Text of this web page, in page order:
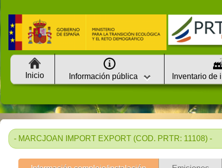
Inicio Información pública Inventario de
- MARCJOAN IMPORT EXPORT (COD. PRTR: 11108) -